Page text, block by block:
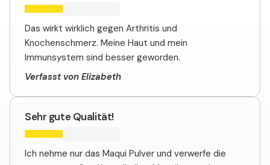
Das wirkt wirklich gegen Arthritis und
Knochenschmerz. Meine Haut und mein
Immunsystem sind besser geworden.
Verfasst von Elizabeth
Sehr gute Qualität!
Ich nehme nur das Maqui Pulver und verwerfe die